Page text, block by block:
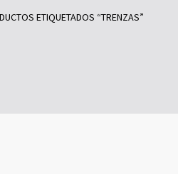
ETIQUETADOS “TRENZAS”